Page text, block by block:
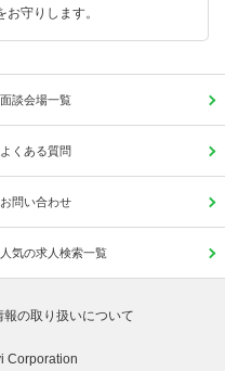
守りします。
面談会場一覧
よくある質問
お問い合わせ
人気の求人検索一覧
報の取り扱いについて
Corporation